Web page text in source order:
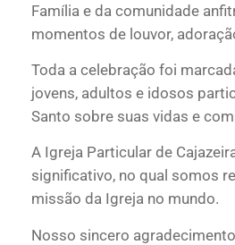
Família e da comunidade
momentos de louvor,
Toda a celebração foi
jovens, adultos e idosos
Santo sobre suas vidas e
A Igreja Particular de
significativo, no qual somos
missão da Igreja no mundo.
Nosso sincero